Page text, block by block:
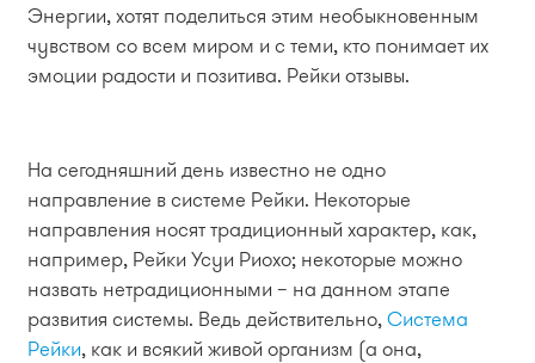
Энергии, хотят поделиться этим необыкновенным
чувством со всем миром и с теми, кто понимает их
эмоции радости и позитива. Рейки отзывы.
На сегодняшний день известно не одно
направление в системе Рейки. Некоторые
направления носят традиционный характер, как,
например, Рeйки Усуи Риохо; некоторые можно
назвать нетрадиционными – на данном этапе
развития системы. Ведь действительно,Система
Рейки, как и всякий живой организм (а она,